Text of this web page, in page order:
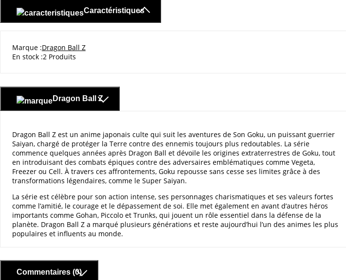
Caractéristiques
Marque Dragon Ball Z
En stock 2 Produits
Dragon Ball Z
Dragon Ball Z est un anime japonais culte qui suit les aventures de Son Goku, un puissant guerrier
Saiyan, chargé de protéger la Terre contre des ennemis toujours plus redoutables. La série
commence quelques années après Dragon Ball et dévoile les origines extraterrestres de Goku, tout
en introduisant des combats épiques contre des adversaires emblématiques comme Vegeta,
Freezer ou Cell. À travers ces affrontements, Goku repousse sans cesse ses limites grâce à des
transformations légendaires, comme le Super Saiyan.
La série est célèbre pour son action intense, ses personnages charismatiques et ses valeurs fortes
comme l’amitié, le courage et le dépassement de soi. Elle met également en avant d’autres héros
importants comme Gohan, Piccolo et Trunks, qui jouent un rôle essentiel dans la défense de la
planète. Dragon Ball Z a marqué plusieurs générations et reste aujourd’hui l’un des animes les plus
populaires et influents au monde.
Commentaires (0)